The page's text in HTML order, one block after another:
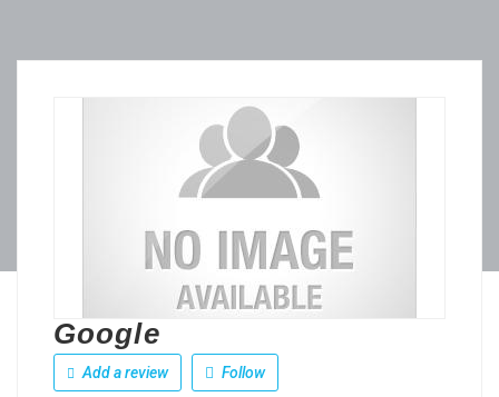
Google
Add a review Follow